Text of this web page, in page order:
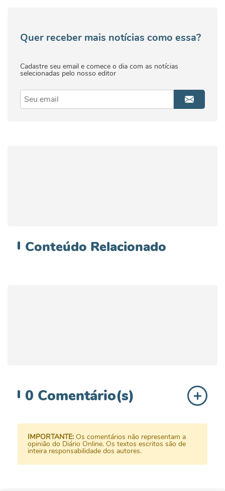
Quer receber mais notícias como essa?
Cadastre seu email e comece o dia com as notícias
selecionadas pelo nosso editor
Conteúdo Relacionado
0 Comentário(s)
IMPORTANTE: Os comentários não representam a
opinião do Diário Online. Os textos escritos são de
inteira responsabilidade dos autores.